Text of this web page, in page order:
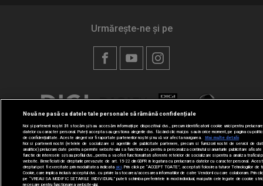
Urmărește-ne și pe
Nouă ne pasă ca datele tale personale să rămână confidențiale
Noi și partenerii noștri 31 stocăm și/sau accesăm informații pe dispozitivul dvs., precum identificatorii cookie unici pentru
datelor cu caracter personal. Puteți accepta sau gestiona alegerile dvs. făcând clic mai jos sau în orice moment, pe pagina cu
de confidențialitate. Aceste alegeri vor fi raportate partenerilor noștri și nu vă vor afecta navigarea.
Mai multe detalii
Noi si partenerii nostri (retelele de socializare si agentiile de publicitate partenere, precum si furnizorii nostri de servicii de
analitice) prelucram date pentru a permite website-ului sa functioneze, pentru a personaliza continutul si anunturile publicitare afisate
functie de interesele si/sau profilul dvs., pentru a va oferi functionalitati aferente retelelor de socializare si pentru a analiza traficul
website. Beneficiati de drepturile prevazute de art. 15-22 din GDPR in legatura cu prelucrarea datelor cu caracter personal.
drepturi pot fi exercitate prin modalitatea indicata aici. Prin click pe “ACCEPT TOATE”, acceptati folosirea tuturor Tehnologiilor de
Cookie, care implica inclusiv acceptul dvs. cu privire la stocarea/accesarea informatiilor de catre Vendor-ii cu care colaboram. Prin
pe “VREAU SA MODIFIC SETARILE INDIVIDUAL” puteti schimba preferintele in mod individual, mai putin cele legate de cookie
necesare pentru functionarea website-ului.